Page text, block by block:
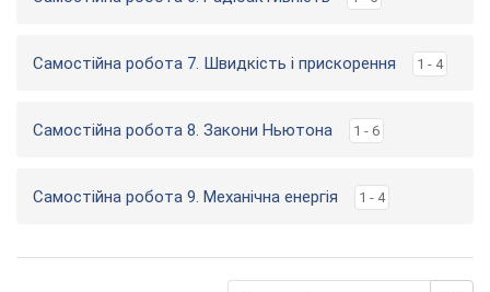
Самостійна робота 7. Швидкість і прискорення 1 - 4
Самостійна робота 8. Закони Ньютона 1 - 6
Самостійна робота 9. Механічна енергія 1 - 4